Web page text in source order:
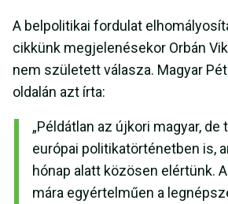
A belpolitikai fordulat
cikkünk megjelenésekor Orbán
nem született válasza. Magyar
oldalán azt írta:
„Példátlan az újkori magyar, de
európai politikatörténetben is,
hónap alatt közösen elértünk.
mára egyértelműen a